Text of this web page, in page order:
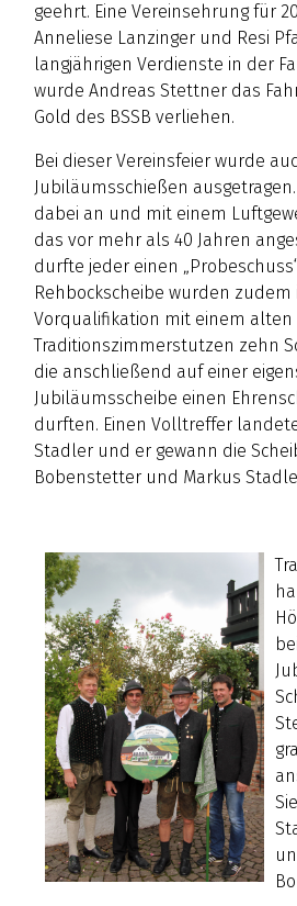
geehrt. Eine Vereinsehrung für
Anneliese Lanzinger und Resi
langjährigen Verdienste in der
wurde Andreas Stettner das
Gold des BSSB verliehen.
Bei dieser Vereinsfeier wurde
Jubiläumsschießen
dabei an und mit einem
das vor mehr als 40 Jahren
durfte jeder einen
Rehbockscheibe wurden zudem
Vorqualifikation mit einem alten
Traditionszimmerstutzen zehn
die anschließend auf einer
Jubiläumsscheibe einen
durften. Einen Volltreffer
Stadler und er gewann die
Bobenstetter und Markus